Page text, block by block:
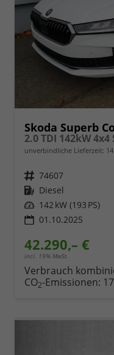
Skoda Superb
unverbindliche Lieferzeit:
Fahrzeugnr. 74607
Kraftstoff Diesel
Leistung 142 kW (193 PS)
01.10.2025
42.290,– €
incl. 19% MwSt.
Verbrauch
CO2-Emissionen: